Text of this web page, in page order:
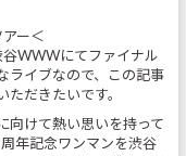
ー＜
谷WWWにてファイナル
ライブなので、この記事
だきたいです。
向けて熱い思いを持って
年記念ワンマンを渋谷